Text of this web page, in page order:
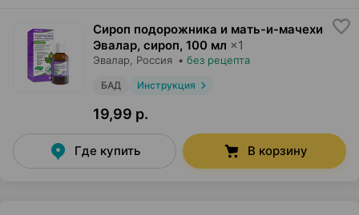
Сироп подорожника и мать-и-мачехи
Эвалар, сироп, 100 мл ×1
Эвалар, Россия • без рецепта
БАД Инструкция
19,99 р.
Где купить В корзину